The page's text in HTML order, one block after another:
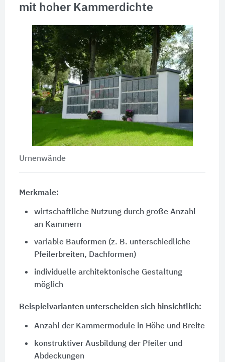
mit hoher Kammerdichte
Urnenwände
Merkmale:
wirtschaftliche Nutzung durch große Anzahl
an Kammern
variable Bauformen (z. B. unterschiedliche
Pfeilerbreiten, Dachformen)
individuelle architektonische Gestaltung
möglich
Beispielvarianten unterscheiden sich hinsichtlich:
Anzahl der Kammermodule in Höhe und Breite
konstruktiver Ausbildung der Pfeiler und
Abdeckungen